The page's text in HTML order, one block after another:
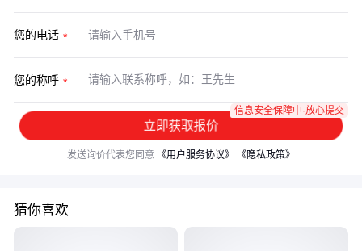
您的电话
您的称呼
立即获取报价
信息安全保障中·放心提交
发送询价代表您同意 《用户服务协议》 《隐私政策》
猜你喜欢